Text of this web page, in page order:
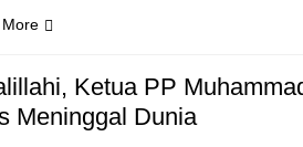
Ketua PP
Meninggal Dunia